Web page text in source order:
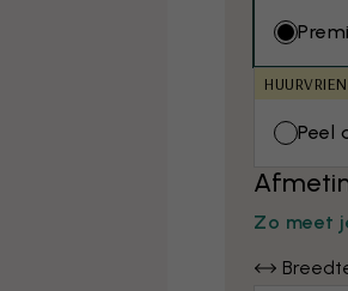
Peel
Zo meet